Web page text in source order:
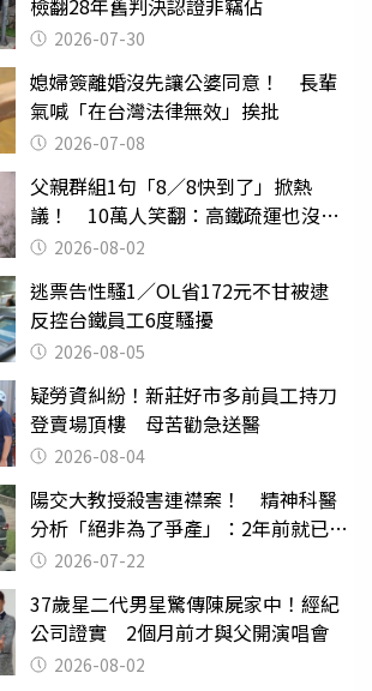
2026-07-30
媳婦簽離婚沒先讓公婆同意！ 長輩
氣喊「在台灣法律無效」挨批
2026-07-08
父親群組1句「8／8快到了」掀熱
議！ 10萬人笑翻：高鐵疏運也沒列
父親節
2026-08-02
逃票告性騷1／OL省172元不甘被逮
反控台鐵員工6度騷擾
2026-08-05
疑勞資糾紛！新莊好市多前員工持刀
登賣場頂樓 母苦勸急送醫
2026-08-04
陽交大教授殺害連襟案！ 精神科醫
分析「絕非為了爭產」：2年前就已言
行詭異
2026-07-22
37歲星二代男星驚傳陳屍家中！經紀
公司證實 2個月前才與父開演唱會
2026-08-02